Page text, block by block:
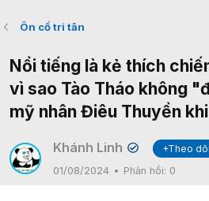
Ôn cố tri tân
Nổi tiếng là kẻ thích
vì sao Tào Tháo không
mỹ nhân Điêu Thuyền
Khánh Linh ✔
+Theo dõi
01/08/2024
Phản hồi: 0